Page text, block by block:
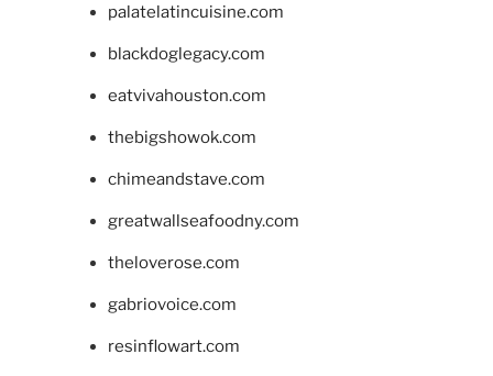
palatelatincuisine.com
blackdoglegacy.com
eatvivahouston.com
thebigshowok.com
chimeandstave.com
greatwallseafoodny.com
theloverose.com
gabriovoice.com
resinflowart.com